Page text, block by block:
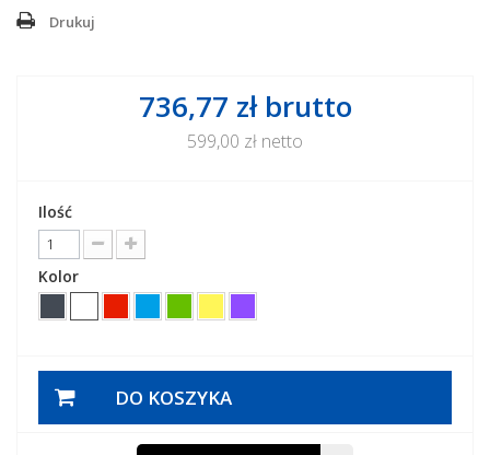
Drukuj
736,77 złbrutto
599,00 zł netto
Ilość
Kolor
DO KOSZYKA